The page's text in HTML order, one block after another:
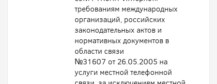
требованиям международных
организаций, российских
законодательных актов и
нормативных документов в
области связи
№31607 от 26.05.2005 на
услуги местной телефонной